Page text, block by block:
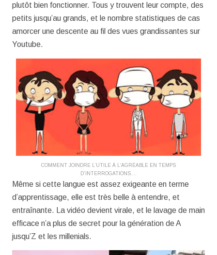
plutôt bien fonctionner. Tous y trouvent leur compte, des
petits jusqu’au grands, et le nombre statistiques de cas
amorcer une descente au fil des vues grandissantes sur
Youtube.
COMMENT JOINDRE L’UTILE À L’AGRÉABLE EN TEMPS
D’INTERROGATIONS….
Même si cette langue est assez exigeante en terme
d’apprentissage, elle est très belle à entendre, et
entraînante. La vidéo devient virale, et le lavage de main
efficace n’a plus de secret pour la génération de A
jusqu’Z et les millenials.